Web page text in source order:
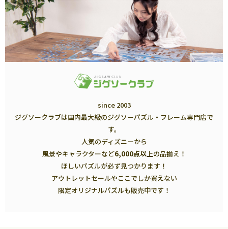
since 2003
ジグソークラブは国内最大級のジグソーパズル・フレーム専門店で
す。
人気のディズニーから
風景やキャラクターなど6,000点以上の品揃え！
ほしいパズルが必ず見つかります！
アウトレットセールやここでしか買えない
限定オリジナルパズルも販売中です！